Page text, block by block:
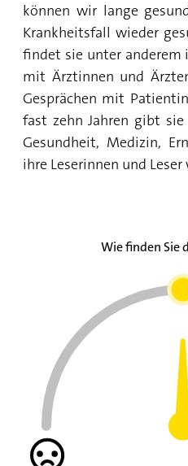
können wir lange
Krankheitsfall wieder
findet sie unter anderem
mit Ärztinnen und
Gesprächen mit
fast zehn Jahren gibt
Gesundheit, Medizin,
ihre Leserinnen und Leser
Wie finden Sie